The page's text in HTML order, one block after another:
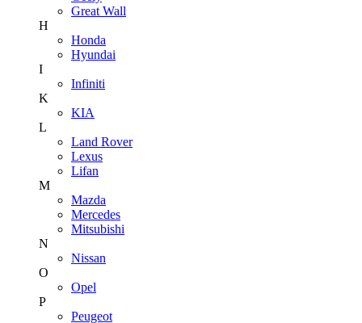
Great Wall
H
Honda
Hyundai
I
Infiniti
K
KIA
L
Land Rover
Lexus
Lifan
M
Mazda
Mercedes
Mitsubishi
N
Nissan
O
Opel
P
Peugeot